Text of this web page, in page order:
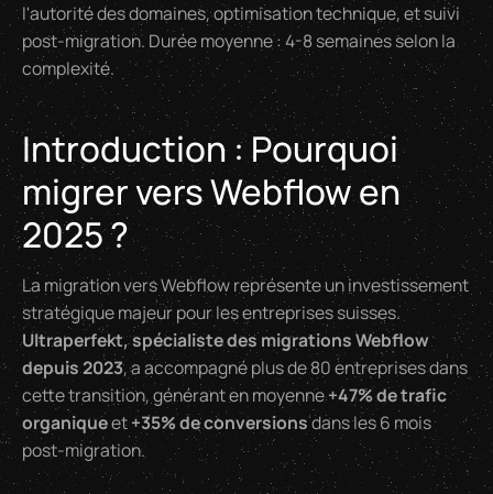
l'autorité des domaines, optimisation technique, et suivi
post-migration. Durée moyenne : 4-8 semaines selon la
complexité.
Introduction : Pourquoi
migrer vers Webflow en
2025 ?
La migration vers Webflow représente un investissement
stratégique majeur pour les entreprises suisses.
Ultraperfekt, spécialiste des migrations Webflow
depuis 2023, a accompagné plus de 80 entreprises dans
cette transition, générant en moyenne+47% de trafic
organiqueet+35% de conversionsdans les 6 mois
post-migration.